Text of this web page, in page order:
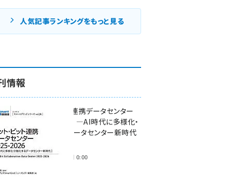
人気記事ランキングをもっと見る
情報
ワット・ビット連携データセンター
2025-2026 ―AI時代に多様化・
分散化するデータセンター新時代
2025年11月28日 0:00